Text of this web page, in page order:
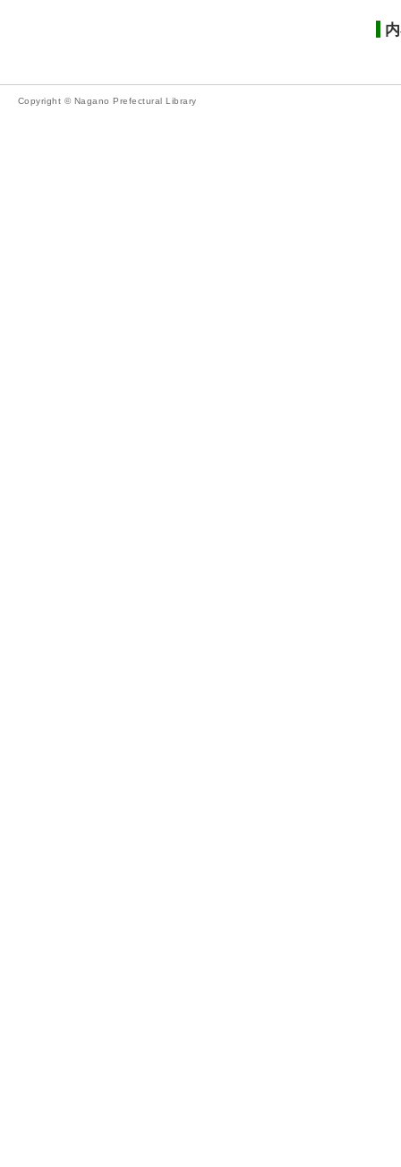
Copyright © Nagano Prefectural Library